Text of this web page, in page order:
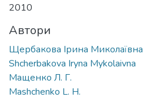
2010
Автори
Щербакова Ірина Миколаївна
Shcherbakova Iryna Mykolaivna
Мащенко Л. Г.
Mashchenko L. H.